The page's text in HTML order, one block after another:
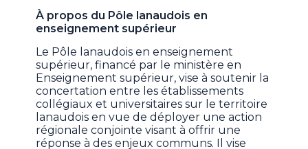
À propos du Pôle lanaudois en
enseignement supérieur
Le Pôle lanaudois en enseignement
supérieur, financé par le ministère en
Enseignement supérieur, vise à soutenir la
concertation entre les établissements
collégiaux et universitaires sur le territoire
lanaudois en vue de déployer une action
régionale conjointe visant à offrir une
réponse à des enjeux communs. Il vise